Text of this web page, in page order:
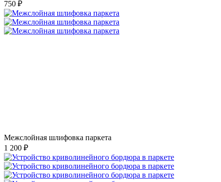
750 ₽
Межслойная шлифовка паркета
1 200 ₽